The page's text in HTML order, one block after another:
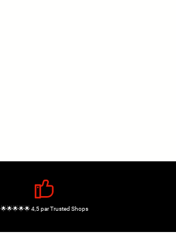
🌟🌟🌟🌟🌟 4,5 par Trusted Shops